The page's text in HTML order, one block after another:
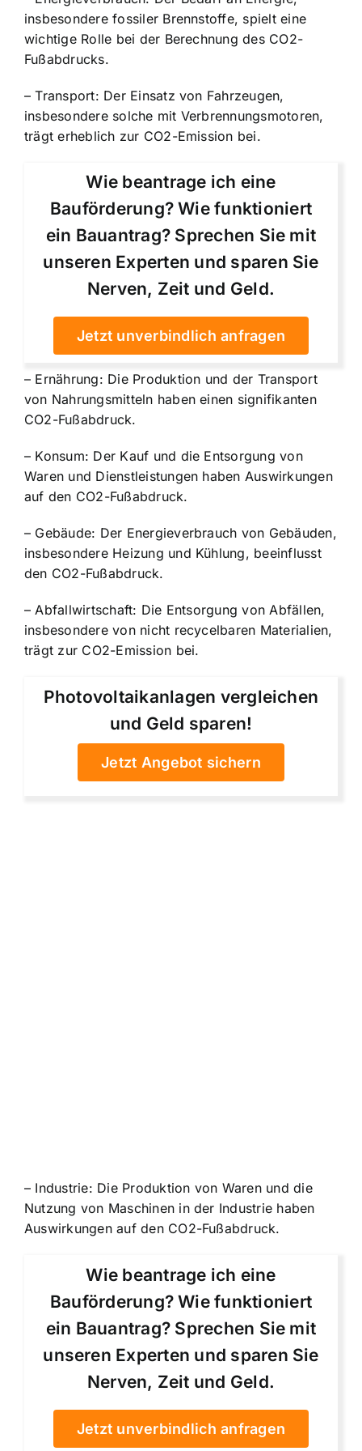
insbesondere fossiler Brennstoffe, spielt eine
wichtige Rolle bei der Berechnung des CO2-
Fußabdrucks.
– Transport: Der Einsatz von Fahrzeugen,
insbesondere solche mit Verbrennungsmotoren,
trägt erheblich zur CO2-Emission bei.
Wie beantrage ich eine
Bauförderung? Wie funktioniert
ein Bauantrag? Sprechen Sie mit
unseren Experten und sparen Sie
Nerven, Zeit und Geld.
Jetzt unverbindlich anfragen
– Ernährung: Die Produktion und der Transport
von Nahrungsmitteln haben einen signifikanten
CO2-Fußabdruck.
– Konsum: Der Kauf und die Entsorgung von
Waren und Dienstleistungen haben Auswirkungen
auf den CO2-Fußabdruck.
– Gebäude: Der Energieverbrauch von Gebäuden,
insbesondere Heizung und Kühlung, beeinflusst
den CO2-Fußabdruck.
– Abfallwirtschaft: Die Entsorgung von Abfällen,
insbesondere von nicht recycelbaren Materialien,
trägt zur CO2-Emission bei.
Photovoltaikanlagen vergleichen
und Geld sparen!
Jetzt Angebot sichern
– Industrie: Die Produktion von Waren und die
Nutzung von Maschinen in der Industrie haben
Auswirkungen auf den CO2-Fußabdruck.
Wie beantrage ich eine
Bauförderung? Wie funktioniert
ein Bauantrag? Sprechen Sie mit
unseren Experten und sparen Sie
Nerven, Zeit und Geld.
Jetzt unverbindlich anfragen